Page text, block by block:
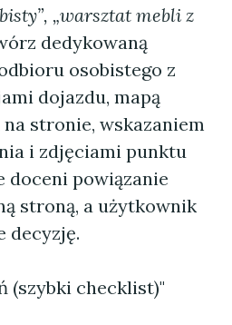
„warsztat mebli z
dedykowaną
osobistego z
dojazdu, mapą
stronie, wskazaniem
i zdjęciami punktu
doceni powiązanie
stroną, a użytkownik
decyzję.
(szybki checklist)"